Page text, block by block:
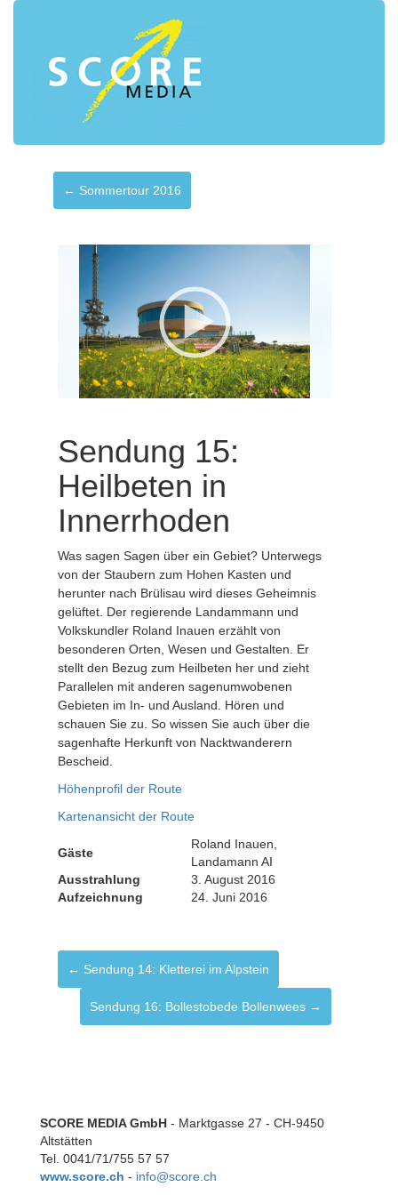
← Sommertour 2016
Sendung 15:
Heilbeten in
Innerrhoden
Was sagen Sagen über ein Gebiet? Unterwegs
von der Staubern zum Hohen Kasten und
herunter nach Brülisau wird dieses Geheimnis
gelüftet. Der regierende Landammann und
Volkskundler Roland Inauen erzählt von
besonderen Orten, Wesen und Gestalten. Er
stellt den Bezug zum Heilbeten her und zieht
Parallelen mit anderen sagenumwobenen
Gebieten im In- und Ausland. Hören und
schauen Sie zu. So wissen Sie auch über die
sagenhafte Herkunft von Nacktwanderern
Bescheid.
Höhenprofil der Route
Kartenansicht der Route
Gäste
Roland Inauen,
Landamann AI
Ausstrahlung
3. August 2016
Aufzeichnung
24. Juni 2016
← Sendung 14: Kletterei im Alpstein
Sendung 16: Bollestobede Bollenwees →
SCORE MEDIA GmbH - Marktgasse 27 - CH-9450
Altstätten
Tel. 0041/71/755 57 57
www.score.ch - info@score.ch